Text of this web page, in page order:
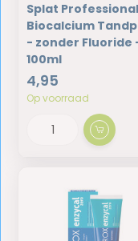
Splat Professional
Biocalcium
- zonder Fluoride
100ml
4,95
Op voorraad